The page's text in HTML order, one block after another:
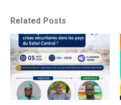
Related Posts